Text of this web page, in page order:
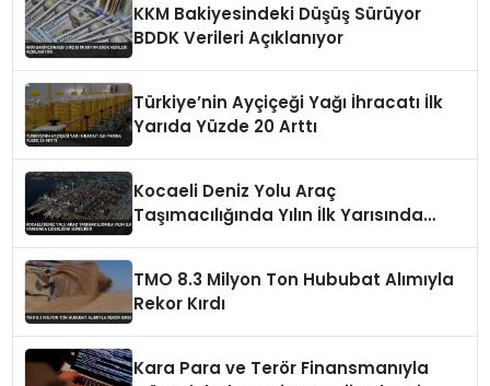
KKM Bakiyesindeki Düşüş Sürüyor
BDDK Verileri Açıklanıyor
Türkiye’nin Ayçiçeği Yağı İhracatı İlk
Yarıda Yüzde 20 Arttı
Kocaeli Deniz Yolu Araç
Taşımacılığında Yılın İlk Yarısında
TMO 8.3 Milyon Ton Hububat Alımıyla
Rekor Kırdı
Kara Para ve Terör Finansmanıyla